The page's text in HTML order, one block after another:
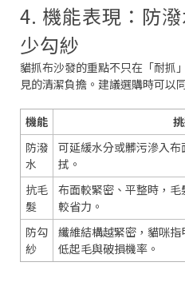
4. 機能表現：防
少勾紗
貓抓布沙發的重點不只在「耐抓
見的清潔負擔。建議選購時可以
機能
防潑
水
可延緩水分或髒污滲入
拭。
抗毛
髮
布面較緊密、平整時，
較省力。
防勾
紗
纖維結構越緊密，貓咪
低起毛與破損機率。